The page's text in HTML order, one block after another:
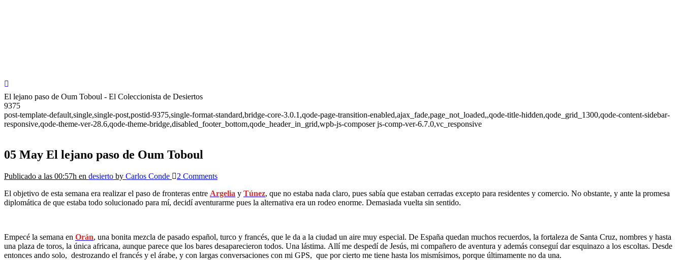
El lejano paso de Oum Toboul - El Coleccionista de Desiertos
9375
post-template-default,single,single-post,postid-9375,single-format-standard,bridge-core-3.0.1,qode-page-transition-enabled,ajax_fade,page_not_loaded,,qode-title-hidden,qode_grid_1300,qode-content-sidebar-
responsive,qode-theme-ver-28.6,qode-theme-bridge,disabled_footer_bottom,qode_header_in_grid,wpb-js-composer js-comp-ver-6.7.0,vc_responsive
05 May El lejano paso de Oum Toboul
Publicado a las 00:57h en desierto by Carlos Conde
2 Comments
El objetivo de esta semana era realizar el paso de fronteras entre Argelia y Túnez, que no estaba nada claro, pues sabía que estaban cerradas excepto para residentes y comercio. No obstante, y ante la promesa
diplomática de que estaba todo solucionado para mí, decidí aventurarme pues la alternativa era un rodeo enorme. Demasiada vuelta sin sentido.
Empecé la semana en Orán, una bonita mezcla de pasado español, turco y francés, que le da a la ciudad un aire muy especial. De España quedan muchos recuerdos, la fortaleza de Santa Cruz, nombres y hasta
una plaza de toros, la única africana, aunque parece que los bares desaparecieron todos. Una lástima. Allí me despedí de Jesús, mi compañero de aventura y además conseguí dar esquinazo a los escoltas. Desde
entonces ando solo, destrozando el francés y el árabe, y con largas conversaciones con mi GPS, que por cierto me tiene hasta los mismísimos, porque últimamente no da una.